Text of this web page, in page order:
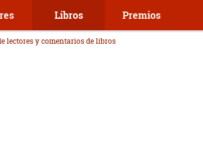
Libros Premios
lectores y comentarios de libros